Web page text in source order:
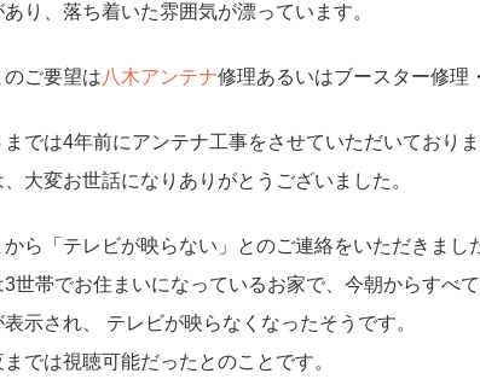
り、落ち着いた雰囲気が漂っています。
のご要望は八木アンテナ修理あるいはブースター修理
までは4年前にアンテナ工事をさせていただいておりま
大変お世話になりありがとうございました。
ら「テレビが映らない」とのご連絡をいただきまし
3世帯でお住まいになっているお家で、今朝からすべ
表示され、 テレビが映らなくなったそうです。
では視聴可能だったとのことです。